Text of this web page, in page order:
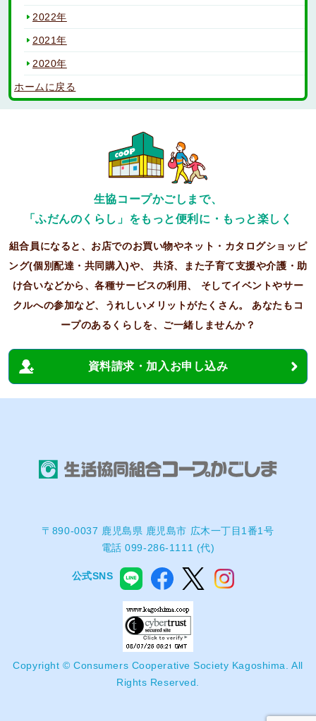
2022年
2021年
2020年
ホームに戻る
生協コープかごしまで、
「ふだんのくらし」をもっと便利に・もっと楽しく
組合員になると、お店でのお買い物やネット・カタログショッピ
ング(個別配達・共同購入)や、共済、また子育て支援や介護・助
け合いなどから、各種サービスの利用、
そしてイベントやサー
クルへの参加など、うれしいメリットがたくさん。
あなたもコ
ープのあるくらしを、ご一緒しませんか？
資料請求・加入お申し込み
〒890-0037 鹿児島県 鹿児島市 広木一丁目1番1号
電話 099-286-1111 (代)
公式SNS
Copyright © Consumers Cooperative Society Kagoshima. All
Rights Reserved.